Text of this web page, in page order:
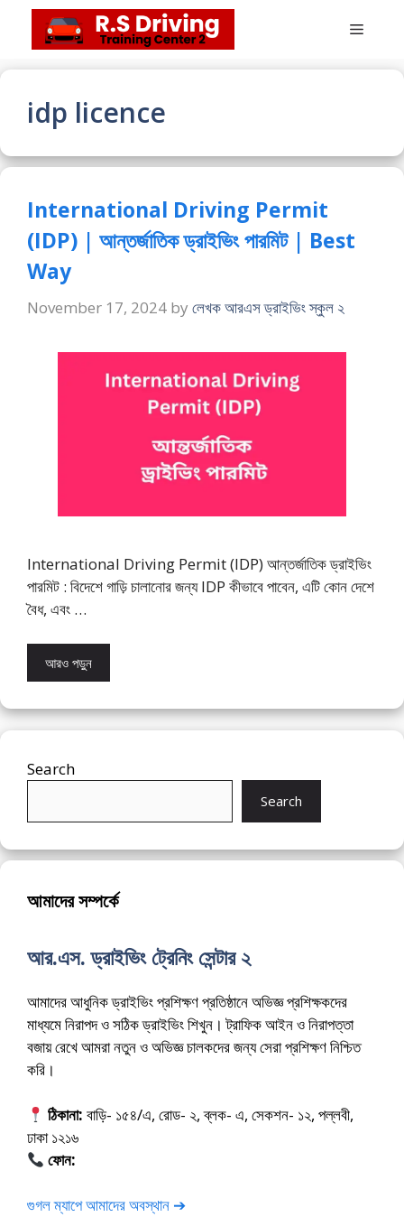
content
Menu
idp licence
International Driving Permit
(IDP) | আন্তর্জাতিক ড্রাইভিং পারমিট | Best
Way
November 17, 2024 by লেখক আরএস ড্রাইভিং স্কুল ২
International Driving Permit (IDP) আন্তর্জাতিক ড্রাইভিং
পারমিট : বিদেশে গাড়ি চালানোর জন্য IDP কীভাবে পাবেন, এটি কোন দেশে
বৈধ, এবং …
আরও পড়ুন
Search
Search
আমাদের সম্পর্কে
আর.এস. ড্রাইভিং ট্রেনিং সেন্টার ২
আমাদের আধুনিক ড্রাইভিং প্রশিক্ষণ প্রতিষ্ঠানে অভিজ্ঞ প্রশিক্ষকদের
মাধ্যমে নিরাপদ ও সঠিক ড্রাইভিং শিখুন। ট্রাফিক আইন ও নিরাপত্তা
বজায় রেখে আমরা নতুন ও অভিজ্ঞ চালকদের জন্য সেরা প্রশিক্ষণ নিশ্চিত
করি।
ঠিকানা: বাড়ি- ১৫৪/এ, রোড- ২, ব্লক- এ, সেকশন- ১২, পল্লবী,
ঢাকা ১২১৬
ফোন:
গুগল ম্যাপে আমাদের অবস্থান ➔